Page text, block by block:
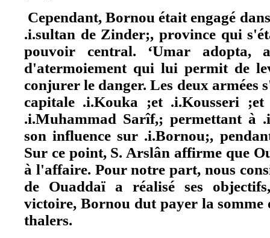
Cependant, Bornou était engagé
.i.sultan de Zinder;, province qui
pouvoir central. ‘Umar adopta,
d'atermoiement qui lui permit de
conjurer le danger. Les deux armées
capitale .i.Kouka ;et .i.Kousseri
.i.Muhammad Sarîf,; permettant à
son influence sur .i.Bornou;,
Sur ce point, S. Arslân affirme que
à l'affaire. Pour notre part, nous
de Ouaddaï a réalisé ses
victoire, Bornou dut payer la somme
thalers.